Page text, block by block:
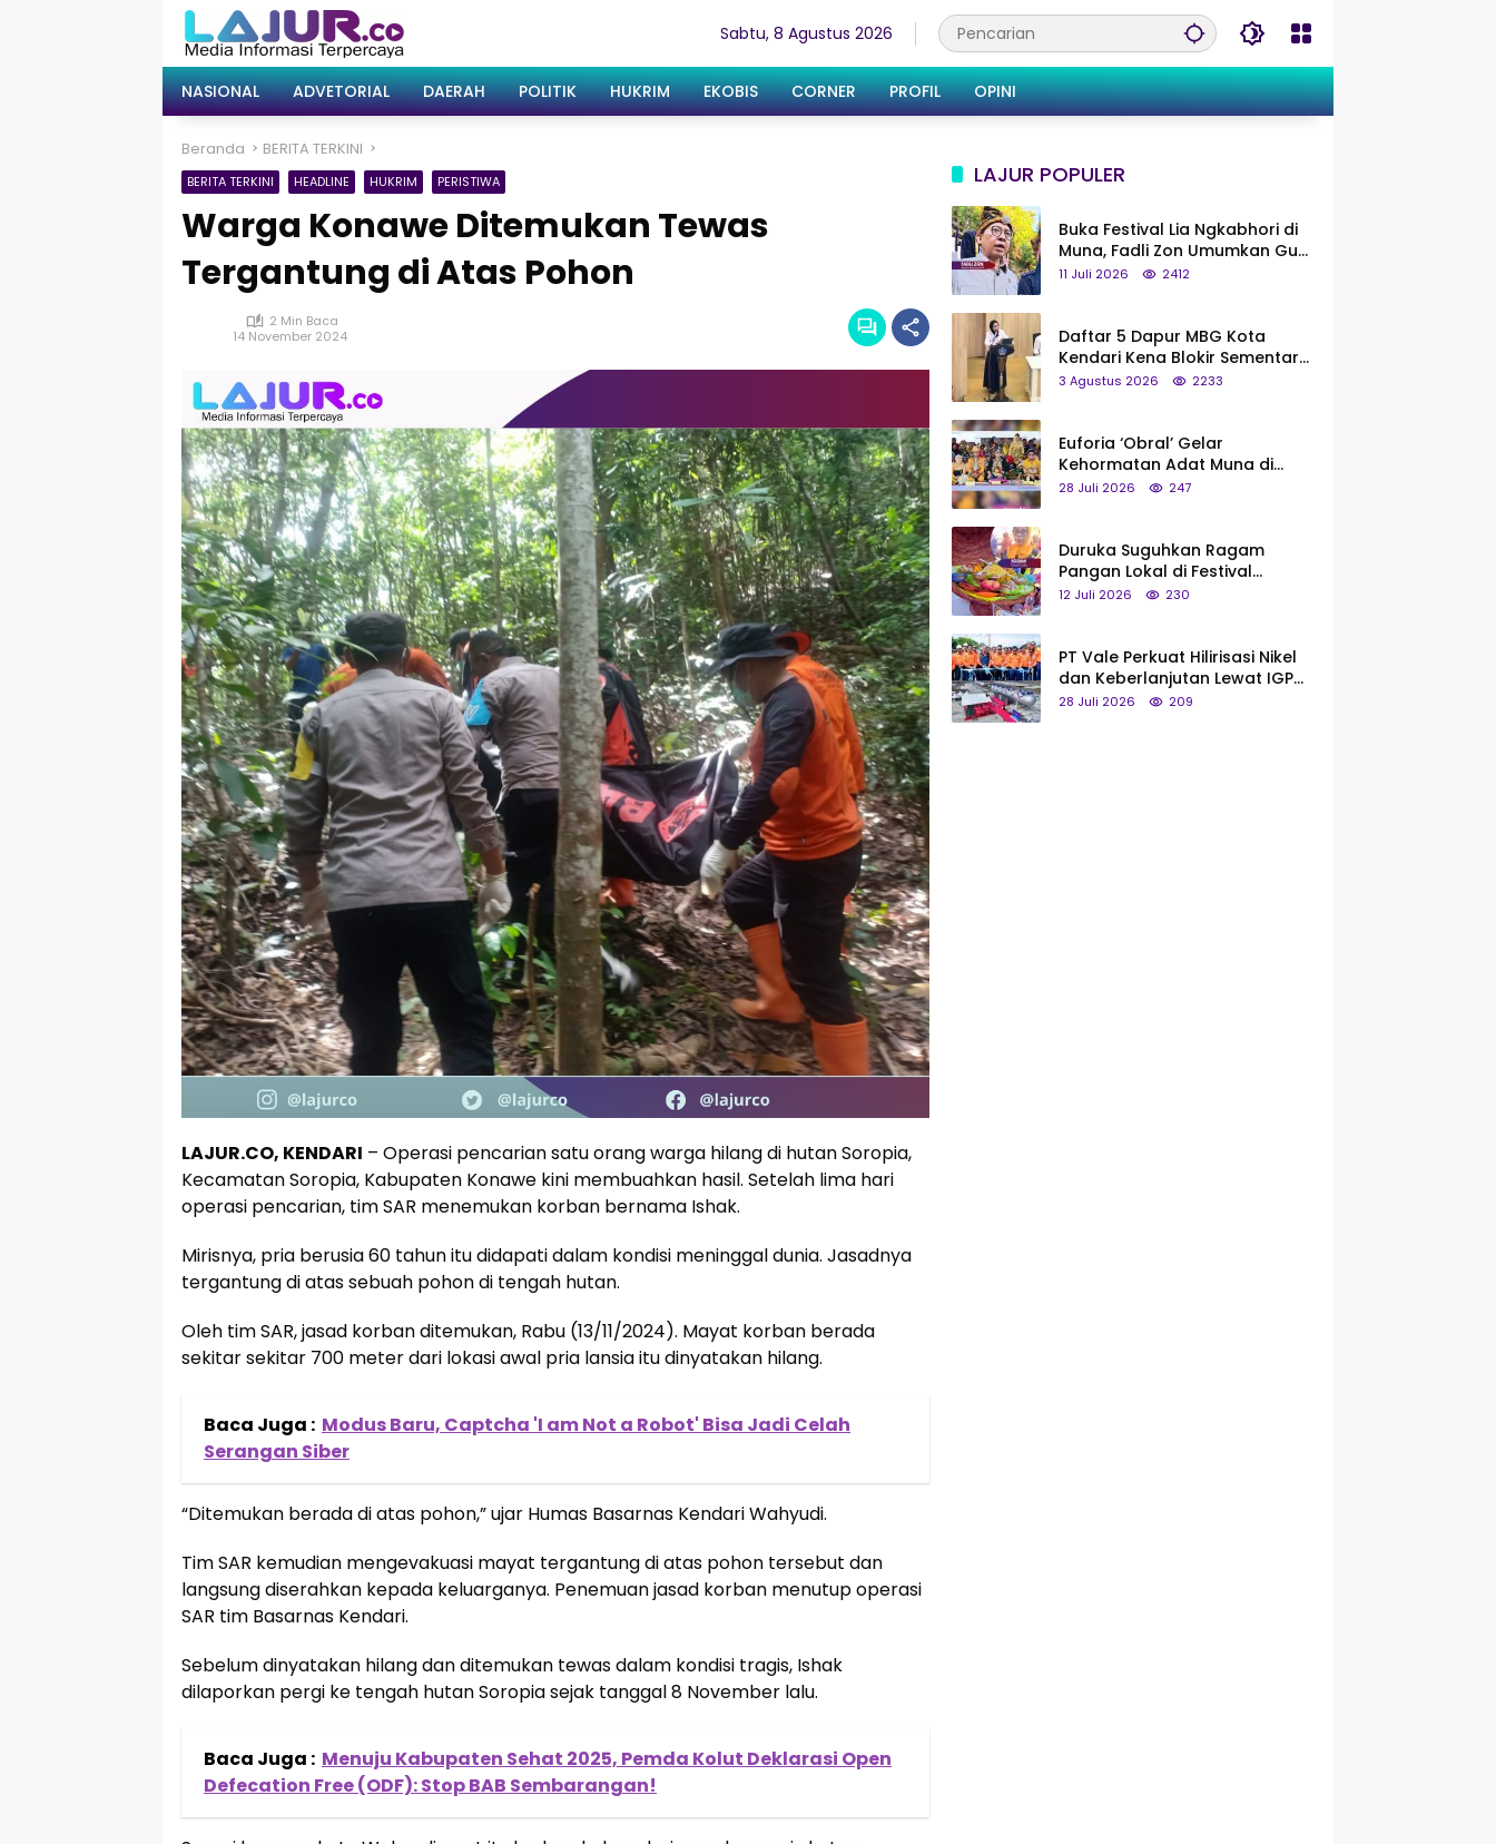
Sabtu, 8 Agustus 2026
NASIONAL ADVETORIAL DAERAH POLITIK HUKRIM EKOBIS CORNER PROFIL OPINI
Beranda BERITA TERKINI
BERITA TERKINI HEADLINE HUKRIM PERISTIWA
Warga Konawe Ditemukan Tewas
Tergantung di Atas Pohon
2 Min Baca
14 November 2024
LAJUR.CO, KENDARI – Operasi pencarian satu orang warga hilang di hutan Soropia,
Kecamatan Soropia, Kabupaten Konawe kini membuahkan hasil. Setelah lima hari
operasi pencarian, tim SAR menemukan korban bernama Ishak.
Mirisnya, pria berusia 60 tahun itu didapati dalam kondisi meninggal dunia. Jasadnya
tergantung di atas sebuah pohon di tengah hutan.
Oleh tim SAR, jasad korban ditemukan, Rabu (13/11/2024). Mayat korban berada
sekitar sekitar 700 meter dari lokasi awal pria lansia itu dinyatakan hilang.
Baca Juga : Modus Baru, Captcha 'I am Not a Robot' Bisa Jadi Celah
Serangan Siber
“Ditemukan berada di atas pohon,” ujar Humas Basarnas Kendari Wahyudi.
Tim SAR kemudian mengevakuasi mayat tergantung di atas pohon tersebut dan
langsung diserahkan kepada keluarganya. Penemuan jasad korban menutup operasi
SAR tim Basarnas Kendari.
Sebelum dinyatakan hilang dan ditemukan tewas dalam kondisi tragis, Ishak
dilaporkan pergi ke tengah hutan Soropia sejak tanggal 8 November lalu.
Baca Juga : Menuju Kabupaten Sehat 2025, Pemda Kolut Deklarasi Open
Defecation Free (ODF): Stop BAB Sembarangan!
LAJUR POPULER
Buka Festival Lia Ngkabhori di
Muna, Fadli Zon Umumkan Gua
Metanduno Segera Naik Status
11 Juli 2026 2412
Daftar 5 Dapur MBG Kota
Kendari Kena Blokir Sementara
dari Pusat
3 Agustus 2026 2233
Euforia ‘Obral’ Gelar
Kehormatan Adat Muna di
Silaturahmi KKMM, Ridwan Bae:
28 Juli 2026 247
Duruka Suguhkan Ragam
Pangan Lokal di Festival
Liangkobhori, Dari Umbi Rebus
12 Juli 2026 230
PT Vale Perkuat Hilirisasi Nikel
dan Keberlanjutan Lewat IGP
Morowali
28 Juli 2026 209